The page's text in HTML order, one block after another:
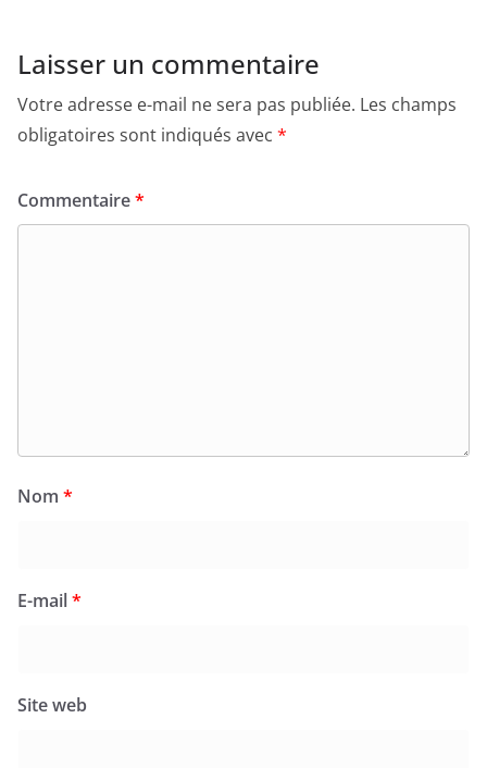
Laisser un commentaire
Votre adresse e-mail ne sera pas publiée. Les champs
obligatoires sont indiqués avec *
Commentaire*
Nom *
E-mail*
Site web